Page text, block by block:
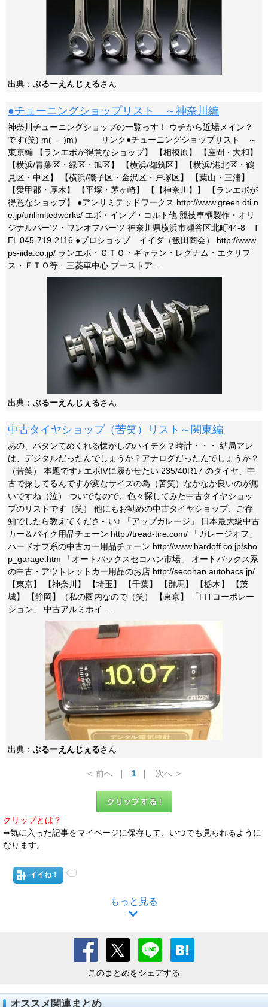
出典： ぶるーえんじぇるさん
●チューニングショップリスト ～神奈川編
神奈川チューニングショップの一覧っす！ ウチから近場メイン？
です(笑) m(_ _)m） リンク●チューニングショップリスト ～
東京編 【ランエボが得意なショップ】 【相模原】 【座間・大和】
【横浜/青葉区・緑区・旭区】 【横浜/都筑区】 【横浜/港北区・鶴
見区・中区】 【横浜/磯子区・金沢区・戸塚区】 【葉山・三浦】
【愛甲郡・厚木】 【平塚・茅ヶ崎】 【【神奈川】】 【ランエボが
得意なショップ】 ●アンリミテッドワークス http://www.green.dti.n
e.jp/unlimitedworks/ エボ・インプ・コルト他 競技車輌製作・オリ
ジナルパーツ・ワンオフパーツ 神奈川県横浜市瀬谷区北町44-8 T
EL 045-719-2116 ●プロショップ イイダ（飯田商会） http://www.
ps-iida.co.jp/ ランエボ・ＧＴＯ・ギャラン・レグナム・エクリプ
ス・ＦＴＯ等、三菱車中心 ブーストア ...
出典： ぶるーえんじぇるさん
中古タイヤショップ（苦笑）リスト～関東編
あの、パタンてめくれる懐かしのハイテク？時計・・・ 結局アレ
は、デジタルだったんでしょうか？アナログだったんでしょうか？
（苦笑） 本題です♪ エボⅣに履かせたい 235/40R17 のタイヤ、中
古で探してるんですが変なサイズの為（苦笑）なかなか良いのが無
いですね（泣） ついでなので、色々探してみた中古タイヤショッ
プのリストです（笑） 他にもお勧めの中古タイヤショップ、ご存
知でしたら教えてくださ～い♪ 「アップガレージ」 日本最大級中古
カー＆バイク用品チェーン http://tread-tire.com/ 「ガレージオフ」
ハードオフ系の中古カー用品チェーン http://www.hardoff.co.jp/sho
p_garage.htm 「オートバックスセコハン市場」 オートバックス系
の中古・アウトレットカー用品のお店 http://secohan.autobacs.jp/
【東京】 【神奈川】 【埼玉】 【千葉】 【群馬】 【栃木】 【茨
城】 【静岡】（私の圏内なので（笑） 【東京】 「FITコーポレー
ション」 中古アルミホイ ...
出典： ぶるーえんじぇるさん
< 前へ ｜ 1 ｜ 次へ >
クリップとは？
⇒気に入った記事をマイページに保存して、いつでも見られるように
なります。
イイね！
もっと見る
このまとめをシェアする
オススメ関連まとめ